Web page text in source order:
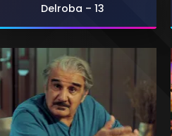
Delroba – 13